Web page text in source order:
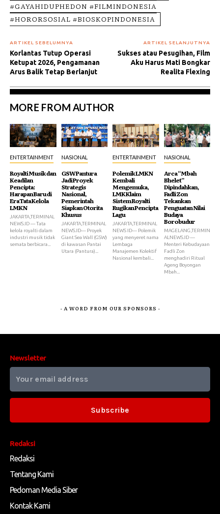
#GAYAHIDUPHEDON #FILMINDONESIA
#HORORSOSIAL #BIOSKOPINDONESIA
ARTIKEL SEBELUMNYA
Korlantas Tutup Operasi
Ketupat 2026, Pengamanan
Arus Balik Tetap Berlanjut
ARTIKEL SELANJUTNYA
Sukses atau Pesugihan, Film
Aku Harus Mati Bongkar
Realita Flexing
MORE FROM AUTHOR
ENTERTAINMENT
Royalti Musik dan
Keadilan
Pencipta:
Harapan Baru di
Era Tata Kelola
LMKN
JAKARTA,TERMINAL
NEWS.ID — Tata
kelola royalti dalam
industri musik tidak
semata berbicara...
NASIONAL
GSW Pantura
Jadi Proyek
Strategis
Nasional,
Pemerintah
Siapkan Otorita
Khusus
JAKARTA,TERMINAL
NEWS.ID— Proyek
Giant Sea Wall (GSW)
di kawasan Pantai
Utara (Pantura)...
ENTERTAINMENT
Polemik LMKN
Kembali
Mengemuka,
LMK Klaim
Sistem Royalti
Rugikan Pencipta
Lagu
JAKARTA,TERMINAL
NEWS ID— Polemik
yang menyeret nama
Lembaga
Manajemen Kolektif
Nasional kembali...
NASIONAL
Arca “Mbah
Bhelet”
Dipindahkan,
Fadli Zon
Tekankan
Penguatan Nilai
Budaya
Borobudur
MAGELANG,TERMIN
ALNEWS.ID —
Menteri Kebudayaan
Fadli Zon
menghadiri Ritual
Ageng Boyongan
Mbah...
- A WORD FROM OUR SPONSORS -
Redaksi
Redaksi
Tentang Kami
Pedoman Media Siber
Kontak Kami
Newsletter
Subscribe